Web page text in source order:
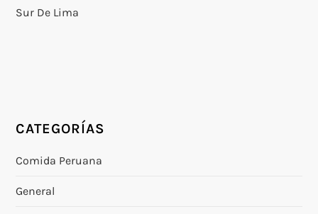
Sur De Lima
CATEGORÍAS
Comida Peruana
General